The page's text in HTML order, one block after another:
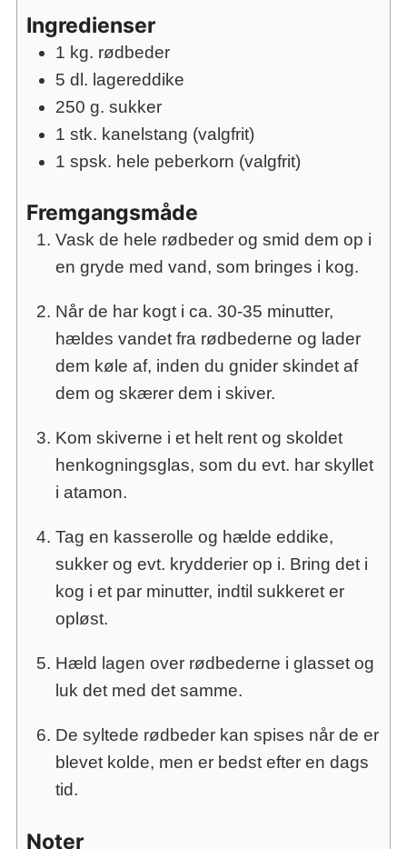
Ingredienser
1 kg. rødbeder
5 dl. lagereddike
250 g. sukker
1 stk. kanelstang (valgfrit)
1 spsk. hele peberkorn (valgfrit)
Fremgangsmåde
Vask de hele rødbeder og smid dem op i
en gryde med vand, som bringes i kog.
Når de har kogt i ca. 30-35 minutter,
hældes vandet fra rødbederne og lader
dem køle af, inden du gnider skindet af
dem og skærer dem i skiver.
Kom skiverne i et helt rent og skoldet
henkogningsglas, som du evt. har skyllet
i atamon.
Tag en kasserolle og hælde eddike,
sukker og evt. krydderier op i. Bring det i
kog i et par minutter, indtil sukkeret er
opløst.
Hæld lagen over rødbederne i glasset og
luk det med det samme.
De syltede rødbeder kan spises når de er
blevet kolde, men er bedst efter en dags
tid.
Noter